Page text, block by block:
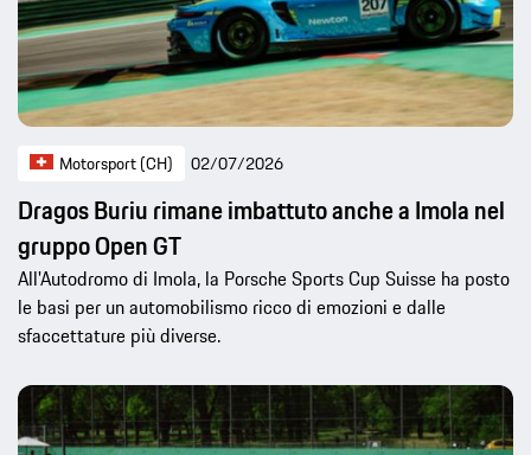
Motorsport (CH) 02/07/2026
Dragos Buriu rimane imbattuto anche a Imola nel
gruppo Open GT
All'Autodromo di Imola, la Porsche Sports Cup Suisse ha posto
le basi per un automobilismo ricco di emozioni e dalle
sfaccettature più diverse.